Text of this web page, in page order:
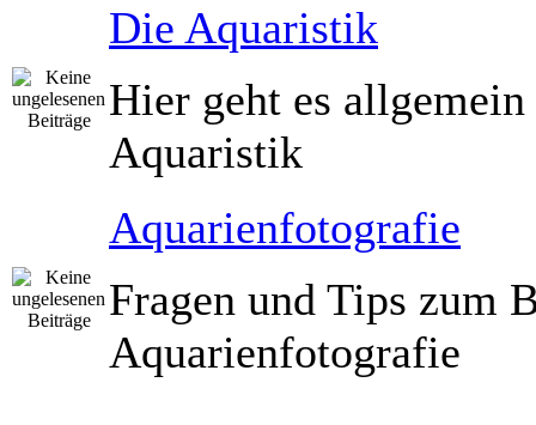
Die Aquaristik
Hier geht es
Aquaristik
Aquarienfotografie
Fragen und Tips zum
Aquarienfotografie